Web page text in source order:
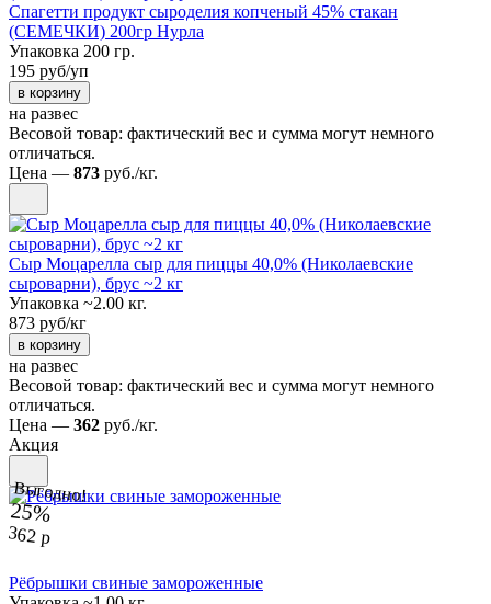
Спагетти продукт сыроделия копченый 45% стакан
(СЕМЕЧКИ) 200гр Нурла
Упаковка 200 гр.
195 руб/уп
в корзину
на развес
Весовой товар: фактический вес и сумма могут немного
отличаться.
Цена — 873 руб./кг.
Сыр Моцарелла сыр для пиццы 40,0% (Николаевские
сыроварни), брус ~2 кг
Упаковка ~2.00 кг.
873 руб/кг
в корзину
на развес
Весовой товар: фактический вес и сумма могут немного
отличаться.
Цена — 362 руб./кг.
Акция
Выгодно!
25%
362 р
Рёбрышки свиные замороженные